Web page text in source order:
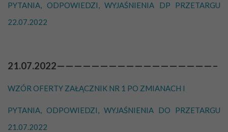
PYTANIA, ODPOWIEDZI, WYJAŚNIENIA DP PRZETARGU
22.07.2022
21.07.2022——————————————————–
WZÓR OFERTY ZAŁĄCZNIK NR 1 PO ZMIANACH I
PYTANIA, ODPOWIEDZI, WYJAŚNIENIA DO PRZETARGU
21.07.2022